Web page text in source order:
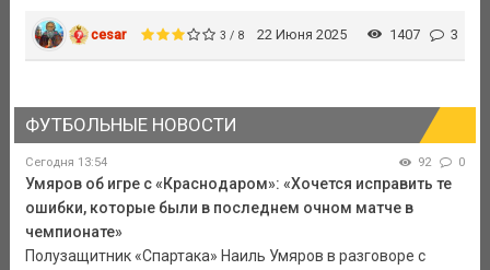
cesar 3 / 8 22 Июня 2025 1407 3
ФУТБОЛЬНЫЕ НОВОСТИ
Сегодня 13:54 92 0
Умяров об игре с «Краснодаром»: «Хочется исправить те
ошибки, которые были в последнем очном матче в
чемпионате»
Полузащитник «Спартака» Наиль Умяров в разговоре с